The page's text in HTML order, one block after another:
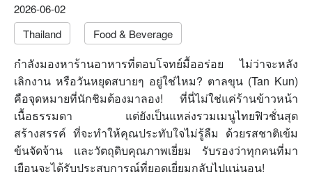
2026-06-02
Thailand
Food & Beverage
กำลังมองหาร้านอาหารที่ตอบโจทย์มื้ออร่อย ไม่ว่าจะหลัง
เลิกงาน หรือวันหยุดสบายๆ อยู่ใช่ไหม? ตาลขุน (Tan Kun)
คือจุดหมายที่นักชิมต้องมาลอง! ที่นี่ไม่ใช่แค่ร้านข้าวหน้า
เนื้อธรรมดา แต่ยังเป็นแหล่งรวมเมนูไทยฟิวชั่นสุด
สร้างสรรค์ ที่จะทำให้คุณประทับใจไม่รู้ลืม ด้วยรสชาติเข้ม
ข้นจัดจ้าน และวัตถุดิบคุณภาพเยี่ยม รับรองว่าทุกคนที่มา
เยือนจะได้รับประสบการณ์ที่ยอดเยี่ยมกลับไปแน่นอน!